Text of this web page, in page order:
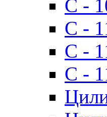
С -
С -
C -
С -